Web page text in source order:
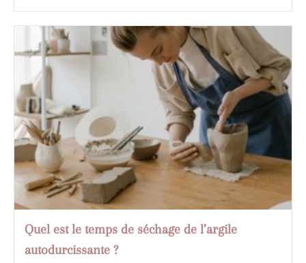
Quel est le temps de séchage de l’argile
autodurcissante ?